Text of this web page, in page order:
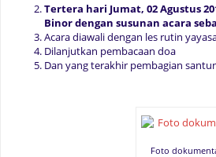
Tertera hari Jumat, 02 Agustus
Binor dengan susunan acara
Acara diawali dengan les rutin
Dilanjutkan pembacaan doa
Dan yang terakhir pembagian
Foto